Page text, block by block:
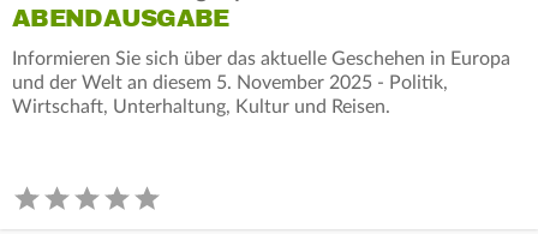
ABENDAUSGABE
Informieren Sie sich über das aktuelle Geschehen in Europa
und der Welt an diesem 5. November 2025 - Politik,
Wirtschaft, Unterhaltung, Kultur und Reisen.